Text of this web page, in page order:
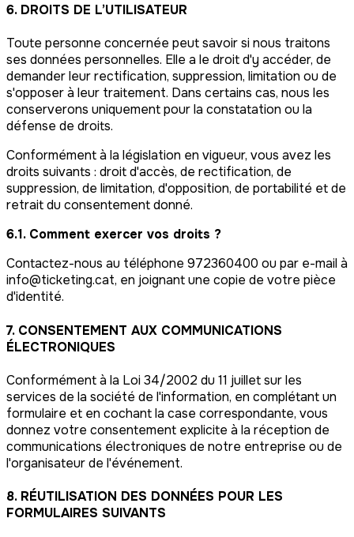
6. DROITS DE L’UTILISATEUR
Toute personne concernée peut savoir si nous traitons
ses données personnelles. Elle a le droit d'y accéder, de
demander leur rectification, suppression, limitation ou de
s'opposer à leur traitement. Dans certains cas, nous les
conserverons uniquement pour la constatation ou la
défense de droits.
Conformément à la législation en vigueur, vous avez les
droits suivants : droit d'accès, de rectification, de
suppression, de limitation, d'opposition, de portabilité et de
retrait du consentement donné.
6.1. Comment exercer vos droits ?
Contactez-nous au téléphone 972360400 ou par e-mail à
info@ticketing.cat, en joignant une copie de votre pièce
d'identité.
7. CONSENTEMENT AUX COMMUNICATIONS
ÉLECTRONIQUES
Conformément à la Loi 34/2002 du 11 juillet sur les
services de la société de l'information, en complétant un
formulaire et en cochant la case correspondante, vous
donnez votre consentement explicite à la réception de
communications électroniques de notre entreprise ou de
l'organisateur de l'événement.
8. RÉUTILISATION DES DONNÉES POUR LES
FORMULAIRES SUIVANTS